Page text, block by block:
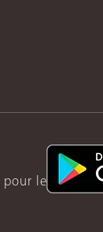
le Rwanda